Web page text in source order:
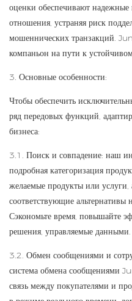
оценки обеспечивают надежные
отношения, устраняя риск
мошеннических транзакций.
компаньон на пути к
3. Основные особенности:
Чтобы обеспечить
ряд передовых функций,
бизнеса:
3.1. Поиск и совпадение: наш
подробная категоризация
желаемые продукты или услуги,
соответствующие
Сэкономьте время, повышайте
решения, управляемые данными.
3.2. Обмен сообщениями и
система обмена сообщениями
связь между покупателями и